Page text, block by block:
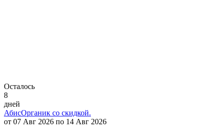
Осталось
8
дней
АбисОрганик со скидкой.
от 07 Авг 2026 по 14 Авг 2026